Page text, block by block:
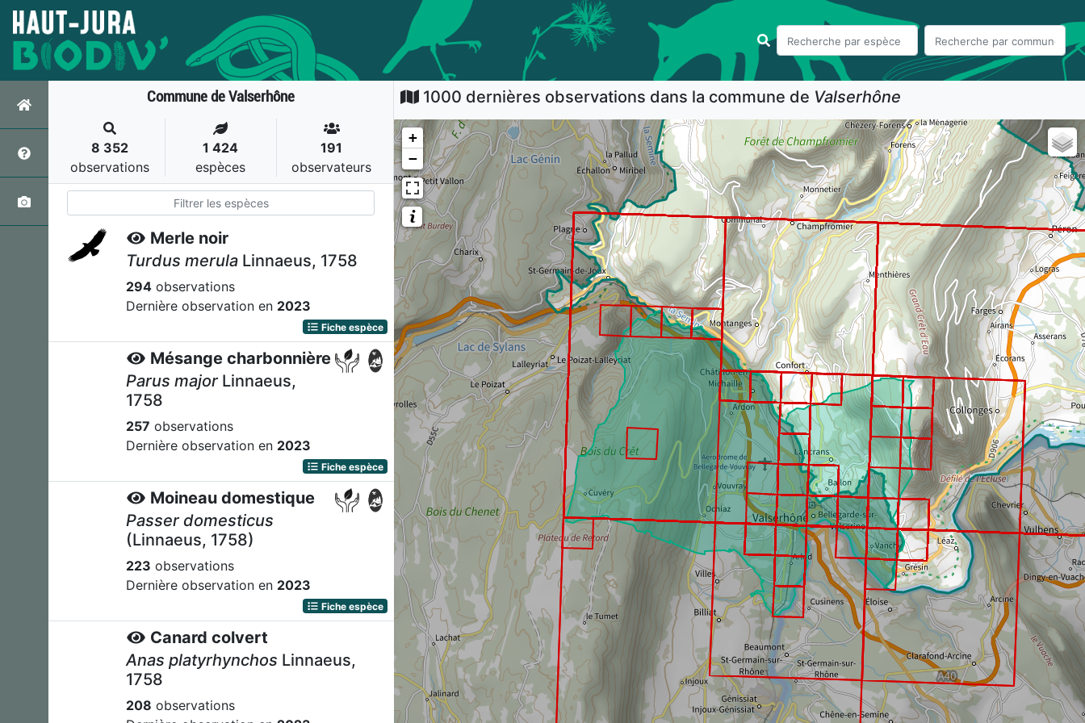
Commune de Valserhône
8 352
observations
1 424
espèces
191
observateurs
Merle noir
Turdus merula Linnaeus, 1758
294 observations
Dernière observation en 2023
Fiche espèce
Mésange charbonnière
Parus major Linnaeus,
1758
257 observations
Dernière observation en 2023
Fiche espèce
Moineau domestique
Passer domesticus
(Linnaeus, 1758)
223 observations
Dernière observation en 2023
Fiche espèce
Canard colvert
Anas platyrhynchos Linnaeus,
1758
208 observations
1000 dernières observations dans la commune de Valserhône
+
−